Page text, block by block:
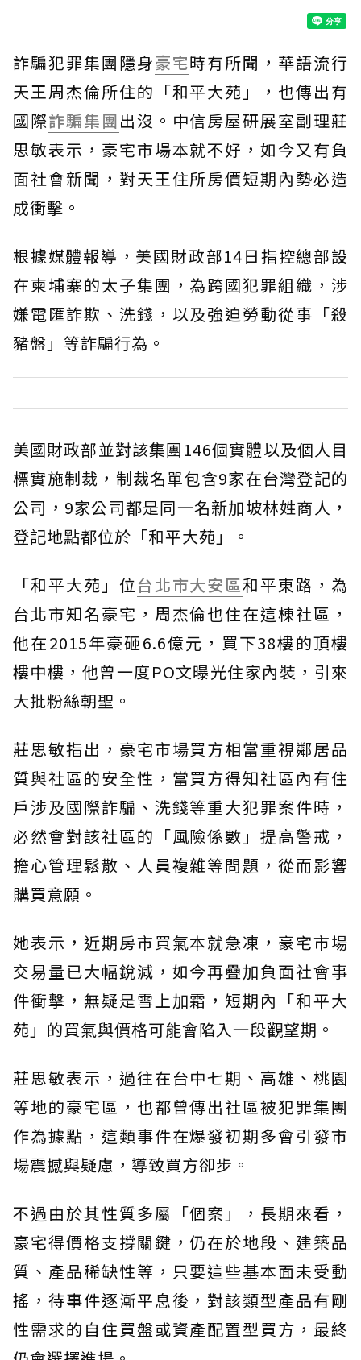
詐騙犯罪集團隱身豪宅時有所聞，華語流行
天王周杰倫所住的「和平大苑」，也傳出有
國際詐騙集團出沒。中信房屋研展室副理莊
思敏表示，豪宅市場本就不好，如今又有負
面社會新聞，對天王住所房價短期內勢必造
成衝擊。
根據媒體報導，美國財政部14日指控總部設
在柬埔寨的太子集團，為跨國犯罪組織，涉
嫌電匯詐欺、洗錢，以及強迫勞動從事「殺
豬盤」等詐騙行為。
美國財政部並對該集團146個實體以及個人目
標實施制裁，制裁名單包含9家在台灣登記的
公司，9家公司都是同一名新加坡林姓商人，
登記地點都位於「和平大苑」。
「和平大苑」位台北市大安區和平東路，為
台北市知名豪宅，周杰倫也住在這棟社區，
他在2015年豪砸6.6億元，買下38樓的頂樓
樓中樓，他曾一度PO文曝光住家內裝，引來
大批粉絲朝聖。
莊思敏指出，豪宅市場買方相當重視鄰居品
質與社區的安全性，當買方得知社區內有住
戶涉及國際詐騙、洗錢等重大犯罪案件時，
必然會對該社區的「風險係數」提高警戒，
擔心管理鬆散、人員複雜等問題，從而影響
購買意願。
她表示，近期房市買氣本就急凍，豪宅市場
交易量已大幅銳減，如今再疊加負面社會事
件衝擊，無疑是雪上加霜，短期內「和平大
苑」的買氣與價格可能會陷入一段觀望期。
莊思敏表示，過往在台中七期、高雄、桃園
等地的豪宅區，也都曾傳出社區被犯罪集團
作為據點，這類事件在爆發初期多會引發市
場震撼與疑慮，導致買方卻步。
不過由於其性質多屬「個案」，長期來看，
豪宅得價格支撐關鍵，仍在於地段、建築品
質、產品稀缺性等，只要這些基本面未受動
搖，待事件逐漸平息後，對該類型產品有剛
性需求的自住買盤或資產配置型買方，最終